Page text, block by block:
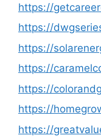
https://
https://
https://
https://
https://
https://
https://